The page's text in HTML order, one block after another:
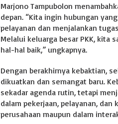
Marjono Tampubolon
depan. “Kita ingin hubungan
pelayanan dan menjalankan
Melalui keluarga besar PKK, kita
hal-hal baik,” ungkapnya.
Dengan berakhirnya kebaktian,
dikuatkan dan semangat baru.
sekadar agenda rutin, tetapi
dalam pekerjaan, pelayanan,
perusahaan maupun dalam